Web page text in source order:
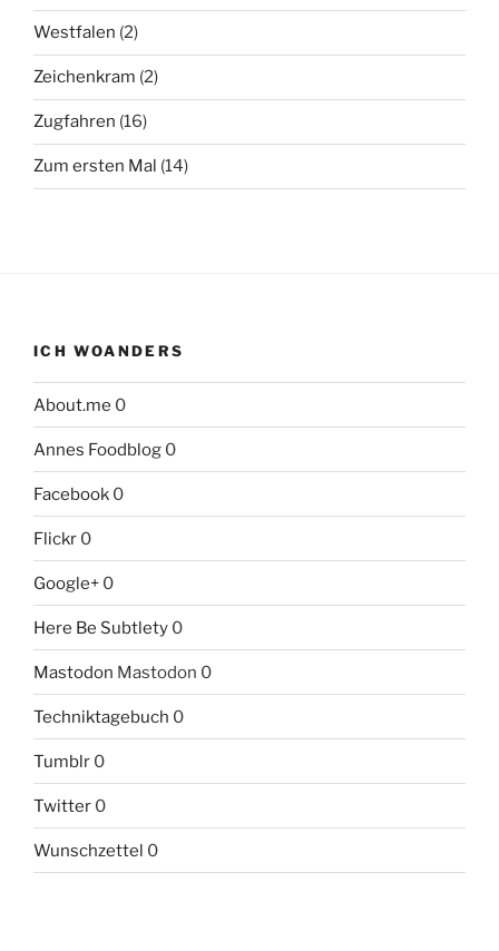
Westfalen (2)
Zeichenkram (2)
Zugfahren (16)
Zum ersten Mal (14)
ICH WOANDERS
About.me 0
Annes Foodblog 0
Facebook 0
Flickr 0
Google+ 0
Here Be Subtlety 0
Mastodon Mastodon 0
Techniktagebuch 0
Tumblr 0
Twitter 0
Wunschzettel 0